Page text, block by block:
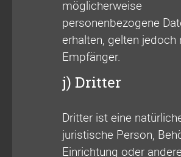
möglicherweise
personenbezogene
erhalten, gelten jedoch
Empfänger.
j) Dritter
Dritter ist eine
juristische Person,
Einrichtung oder